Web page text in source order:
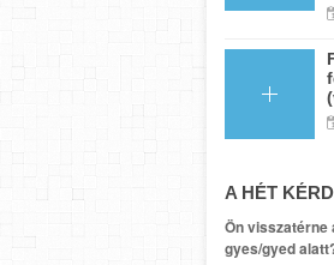
A HÉT
Ön visszatérne
gyes/gyed